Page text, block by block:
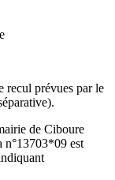
recul prévues par le
de Ciboure
n°13703*09 est